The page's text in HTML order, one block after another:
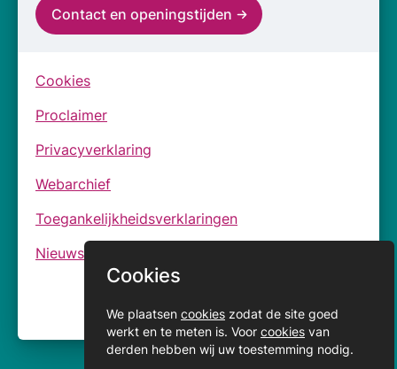
Contact en openingstijden
Cookies
Proclaimer
Privacyverklaring
Webarchief
Toegankelijkheidsverklaringen
Nieuwsbrief
Cookies
We plaatsen cookies zodat de site goed
werkt en te meten is. Voor cookies van
derden hebben wij uw toestemming nodig.